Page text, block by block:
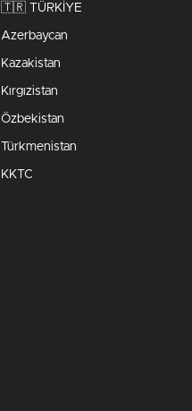
🇹🇷 TÜRKİYE
Azerbaycan
Kazakistan
Kırgızistan
Özbekistan
Türkmenistan
KKTC